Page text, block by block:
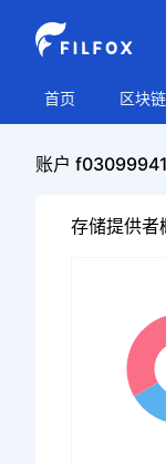
首页 区块链
账户 f03099941
存储提供者